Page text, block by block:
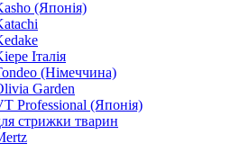
(Японія)
Італія
(Німеччина)
Garden
Professional (Японія)
стрижки тварин